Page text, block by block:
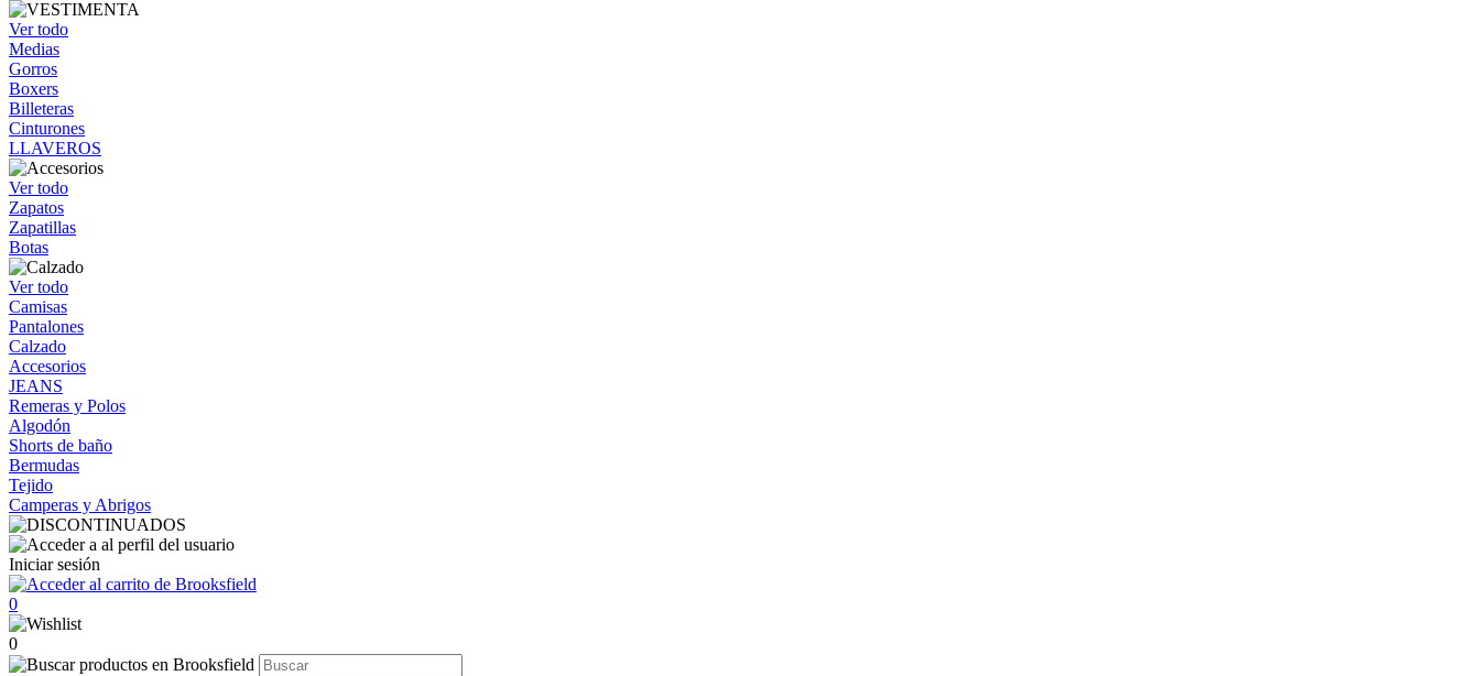
Ver todo
Medias
Gorros
Boxers
Billeteras
Cinturones
LLAVEROS
Ver todo
Zapatos
Zapatillas
Botas
Ver todo
Camisas
Pantalones
Calzado
Accesorios
JEANS
Remeras y Polos
Algodón
Shorts de baño
Bermudas
Tejido
Camperas y Abrigos
Iniciar sesión
0
0